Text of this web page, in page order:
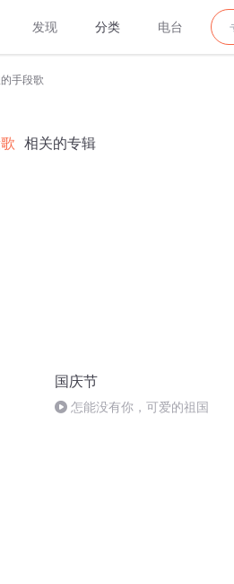
发现 分类 电台
手段歌
相关的专辑
国庆节
怎能没有你，可爱的祖国